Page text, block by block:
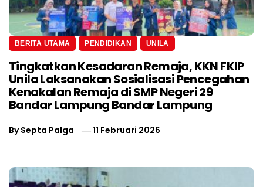
BERITA UTAMA PENDIDIKAN UNILA
Tingkatkan Kesadaran Remaja, KKN FKIP
Unila Laksanakan Sosialisasi Pencegahan
Kenakalan Remaja di SMP Negeri 29
Bandar Lampung Bandar Lampung
BySepta Palga 11 Februari 2026